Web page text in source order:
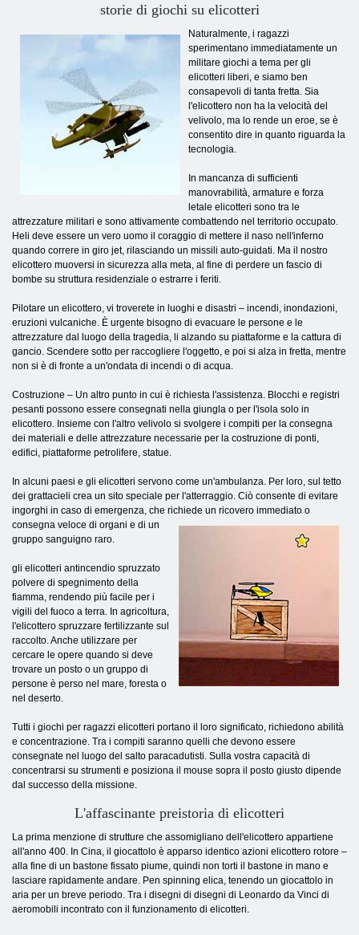
storie di giochi su elicotteri
Naturalmente, i ragazzi
sperimentano immediatamente un
militare giochi a tema per gli
elicotteri liberi, e siamo ben
consapevoli di tanta fretta. Sia
l'elicottero non ha la velocità del
velivolo, ma lo rende un eroe, se è
consentito dire in quanto riguarda la
tecnologia.
In mancanza di sufficienti
manovrabilità, armature e forza
letale elicotteri sono tra le
attrezzature militari e sono attivamente combattendo nel territorio occupato.
Heli deve essere un vero uomo il coraggio di mettere il naso nell'inferno
quando correre in giro jet, rilasciando un missili auto-guidati. Ma il nostro
elicottero muoversi in sicurezza alla meta, al fine di perdere un fascio di
bombe su struttura residenziale o estrarre i feriti.
Pilotare un elicottero, vi troverete in luoghi e disastri – incendi, inondazioni,
eruzioni vulcaniche. È urgente bisogno di evacuare le persone e le
attrezzature dal luogo della tragedia, li alzando su piattaforme e la cattura di
gancio. Scendere sotto per raccogliere l'oggetto, e poi si alza in fretta, mentre
non si è di fronte a un'ondata di incendi o di acqua.
Costruzione – Un altro punto in cui è richiesta l'assistenza. Blocchi e registri
pesanti possono essere consegnati nella giungla o per l'isola solo in
elicottero. Insieme con l'altro velivolo si svolgere i compiti per la consegna
dei materiali e delle attrezzature necessarie per la costruzione di ponti,
edifici, piattaforme petrolifere, statue.
In alcuni paesi e gli elicotteri servono come un'ambulanza. Per loro, sul tetto
dei grattacieli crea un sito speciale per l'atterraggio. Ciò consente di evitare
ingorghi in caso di emergenza, che richiede un ricovero immediato o
consegna veloce di organi e di un
gruppo sanguigno raro.
gli elicotteri antincendio spruzzato
polvere di spegnimento della
fiamma, rendendo più facile per i
vigili del fuoco a terra. In agricoltura,
l'elicottero spruzzare fertilizzante sul
raccolto. Anche utilizzare per
cercare le opere quando si deve
trovare un posto o un gruppo di
persone è perso nel mare, foresta o
nel deserto.
Tutti i giochi per ragazzi elicotteri portano il loro significato, richiedono abilità
e concentrazione. Tra i compiti saranno quelli che devono essere
consegnate nel luogo del salto paracadutisti. Sulla vostra capacità di
concentrarsi su strumenti e posiziona il mouse sopra il posto giusto dipende
dal successo della missione.
L'affascinante preistoria di elicotteri
La prima menzione di strutture che assomigliano dell'elicottero appartiene
all'anno 400. In Cina, il giocattolo è apparso identico azioni elicottero rotore –
alla fine di un bastone fissato piume, quindi non torti il ​​bastone in mano e
lasciare rapidamente andare. Pen spinning elica, tenendo un giocattolo in
aria per un breve periodo. Tra i disegni di disegni di Leonardo da Vinci di
aeromobili incontrato con il funzionamento di elicotteri.